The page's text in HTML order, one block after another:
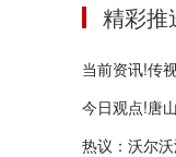
精彩推
当前资讯!传
今日观点!唐
热议：沃尔